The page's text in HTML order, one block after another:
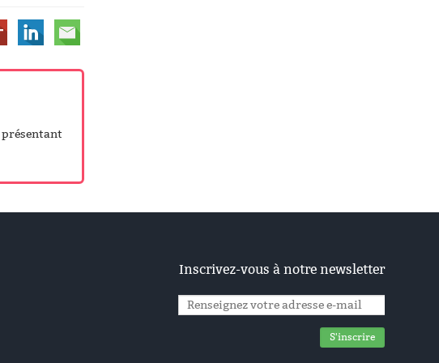
présentant
Inscrivez-vous à notre newsletter